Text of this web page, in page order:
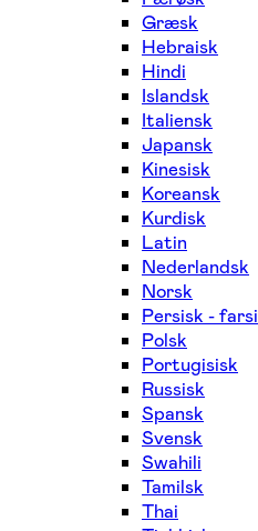
Græsk
Hebraisk
Hindi
Islandsk
Italiensk
Japansk
Kinesisk
Koreansk
Kurdisk
Latin
Nederlandsk
Norsk
Persisk - farsi
Polsk
Portugisisk
Russisk
Spansk
Svensk
Swahili
Tamilsk
Thai